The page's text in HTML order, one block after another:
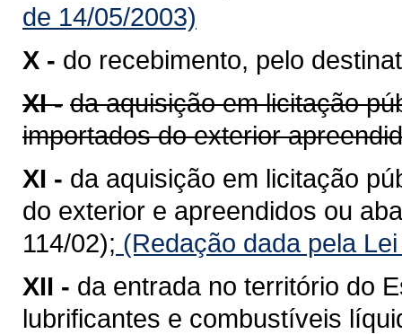
de 14/05/2003)
X - do recebimento, pelo
XI - da aquisição em licitação
importados do exterior
XI - da aquisição em licitação
do exterior e apreendidos ou
114/02); (Redação dada pela
XII - da entrada no território do
lubrificantes e combustíveis